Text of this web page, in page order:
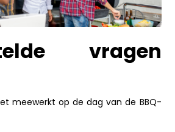
vragen
meewerkt op de dag van de BBQ-